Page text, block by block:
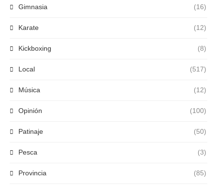
Gimnasia (16)
Karate (12)
Kickboxing (8)
Local (517)
Música (12)
Opinión (100)
Patinaje (50)
Pesca (3)
Provincia (85)